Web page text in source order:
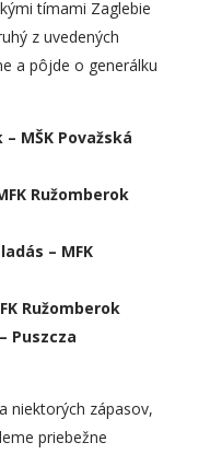
tímami Zaglebie
z uvedených
a pôjde o generálku
– MŠK Považská
Ružomberok
s – MFK
Ružomberok
Puszcza
niektorých zápasov,
priebežne